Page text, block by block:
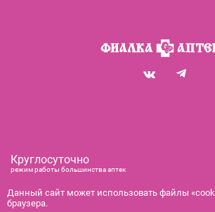
Круглосуточно
режим работы большинства аптек
+7 (812) 292-00-00
справочная служба с 9:00 до 21:00
Данный сайт может использовать файлы
браузера.